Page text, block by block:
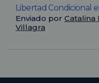
Libertad Condicional
Enviado por
Villagra